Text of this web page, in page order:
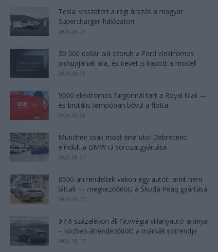
Tesla: visszatért a régi árazás a magyar
Supercharger-hálózaton
2026-08-08
30 000 dollár alá szorult a Ford elektromos
pickupjának ára, és nevet is kapott a modell
2026-08-08
9000 elektromos furgonnál tart a Royal Mail —
és brutális tempóban bővül a flotta
2026-08-08
München csak most érte utol Debrecent:
elindult a BMW i3 sorozatgyártása
2026-08-07
8500-an rendeltek vakon egy autót, amit nem
láttak — megkezdődött a Škoda Peaq gyártása
2026-08-07
97,6 százalékon áll Norvégia villanyautó-aránya
– közben átrendeződött a márkák sorrendje
2026-08-07